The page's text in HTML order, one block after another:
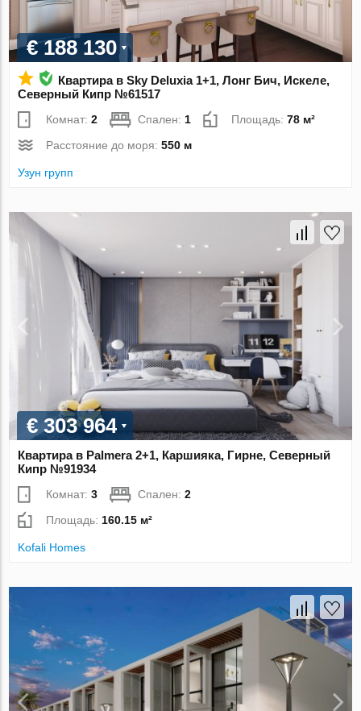
€ 188 130
Квартира в Sky Deluxia 1+1, Лонг Бич, Искеле,
Северный Кипр №61517
Комнат:2 Спален: 1 Площадь:78 м²
Расстояние до моря:550 м
Узун групп
€ 303 964
Квартира в Palmera 2+1, Каршияка, Гирне, Северный
Кипр №91934
Комнат:3 Спален:2
Площадь:160.15 м²
Kofali Homes